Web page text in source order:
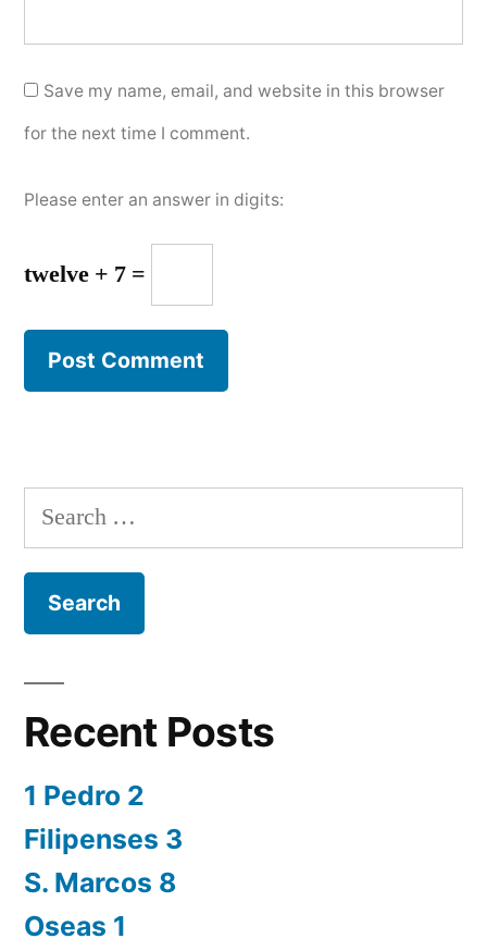
Save my name, email, and website in this browser
for the next time I comment.
Please enter an answer in digits:
twelve + 7 =
Search
for:
Recent Posts
1 Pedro 2
Filipenses 3
S. Marcos 8
Oseas 1